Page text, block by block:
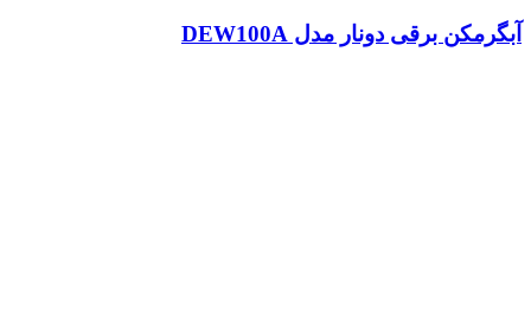
آبگرمکن برقی دونار مدل DEW100A